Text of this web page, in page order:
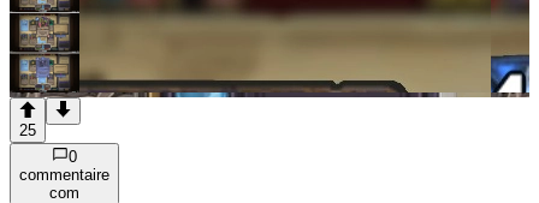
25
0
commentaire
com